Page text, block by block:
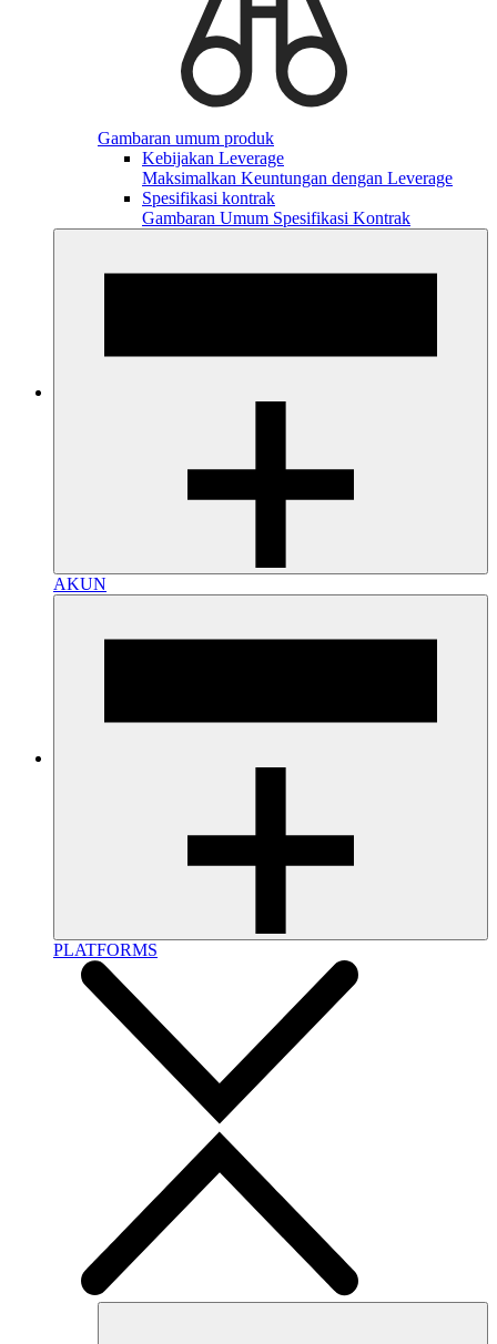
Gambaran umum produk
Kebijakan Leverage
Maksimalkan Keuntungan dengan Leverage
Spesifikasi kontrak
Gambaran Umum Spesifikasi Kontrak
AKUN
PLATFORMS